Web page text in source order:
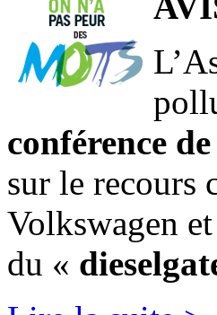
conférence
sur le recours
Volkswagen
du «